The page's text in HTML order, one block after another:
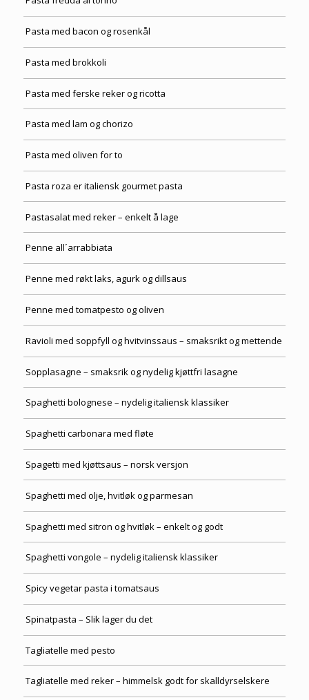
Pasta med bacon og rosenkål
Pasta med brokkoli
Pasta med ferske reker og ricotta
Pasta med lam og chorizo
Pasta med oliven for to
Pasta roza er italiensk gourmet pasta
Pastasalat med reker – enkelt å lage
Penne all´arrabbiata
Penne med røkt laks, agurk og dillsaus
Penne med tomatpesto og oliven
Ravioli med soppfyll og hvitvinssaus – smaksrikt og mettende
Sopplasagne – smaksrik og nydelig kjøttfri lasagne
Spaghetti bolognese – nydelig italiensk klassiker
Spaghetti carbonara med fløte
Spagetti med kjøttsaus – norsk versjon
Spaghetti med olje, hvitløk og parmesan
Spaghetti med sitron og hvitløk – enkelt og godt
Spaghetti vongole – nydelig italiensk klassiker
Spicy vegetar pasta i tomatsaus
Spinatpasta – Slik lager du det
Tagliatelle med pesto
Tagliatelle med reker – himmelsk godt for skalldyrselskere